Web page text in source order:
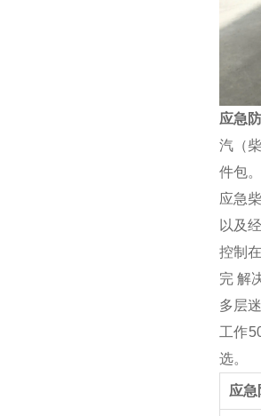
应急
汽（
件包。
应急
以及
控制
完 解
多层
工作
选。
应